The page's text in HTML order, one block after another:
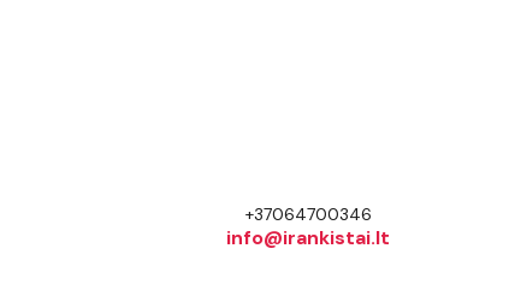
+37064700346
info@irankistai.lt